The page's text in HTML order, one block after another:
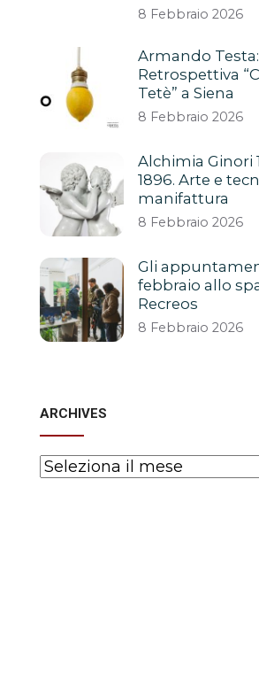
8 Febbraio 2026
Armando Testa:
Retrospettiva
Tetè” a Siena
8 Febbraio 2026
Alchimia Ginori
1896. Arte e
manifattura
8 Febbraio 2026
Gli
febbraio allo
Recreos
8 Febbraio 2026
ARCHIVES
Archives